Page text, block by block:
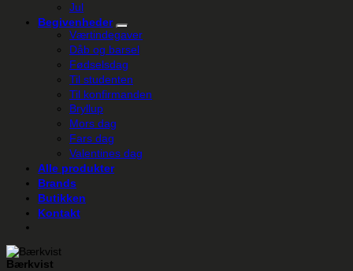
Jul
Begivenheder
Værtindegaver
Dåb og barsel
Fødselsdag
Til studenten
Til konfirmanden
Bryllup
Mors dag
Fars dag
Valentines dag
Alle produkter
Brands
Butikken
Kontakt
Bærkvist